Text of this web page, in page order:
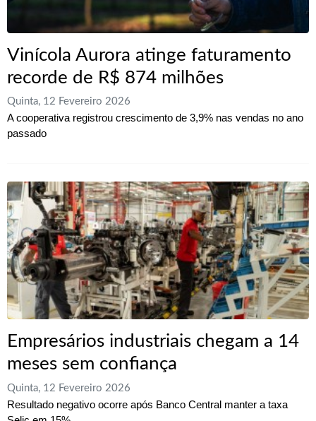
Vinícola Aurora atinge faturamento
recorde de R$ 874 milhões
Quinta, 12 Fevereiro 2026
A cooperativa registrou crescimento de 3,9% nas vendas no ano
passado
Empresários industriais chegam a 14
meses sem confiança
Quinta, 12 Fevereiro 2026
Resultado negativo ocorre após Banco Central manter a taxa